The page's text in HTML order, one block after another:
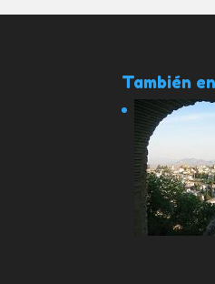
También